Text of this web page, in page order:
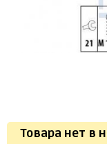
Товара нет в